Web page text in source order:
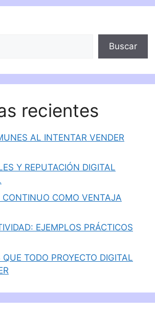
Buscar
recientes
AL INTENTAR VENDER
Y REPUTACIÓN DIGITAL
CONTINUO COMO VENTAJA
EJEMPLOS PRÁCTICOS
TODO PROYECTO DIGITAL